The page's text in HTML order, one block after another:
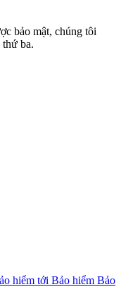
bảo mật, chúng tôi
ba.
hiểm tới Bảo hiểm Bảo